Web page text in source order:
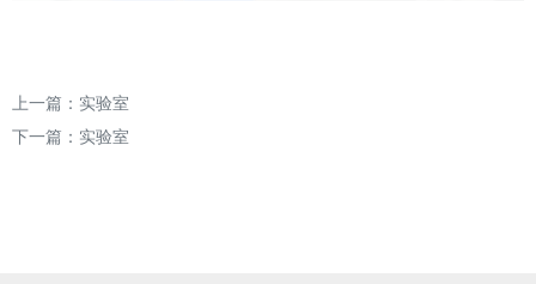
上一篇： 实验室
下一篇： 实验室